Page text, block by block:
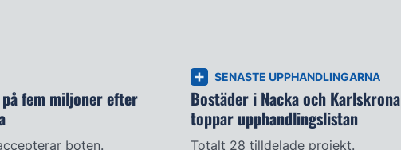
på fem miljoner efter
boten.
SENASTE UPPHANDLINGARNA
Bostäder i Nacka och Karlskrona
toppar upphandlingslistan
Totalt 28 tilldelade projekt.